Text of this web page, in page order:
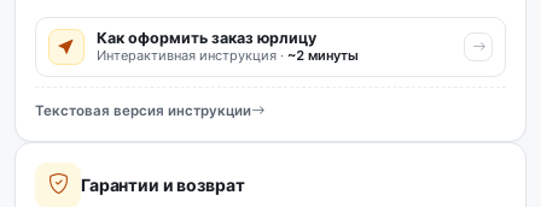
Как оформить заказ юрлицу
Интерактивная инструкция · ~2 минуты
Текстовая версия инструкции
Гарантии и возврат